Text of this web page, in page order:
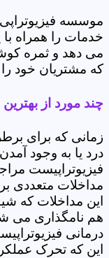
موسسه
خدمات را همراه
می دهد و ثمره
که مشتریان خود را
چند مورد از
زمانی که برای
درد یا به وجود
فیزیوتراپیست
مداخلات متعددی
این مداخلات که
هم نامگذاری می
درمانی
این که تحرک